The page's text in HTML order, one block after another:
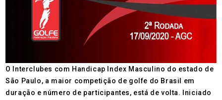
O Interclubes com Handicap Index Masculino do estado de
São Paulo, a maior competição de golfe do Brasil em
duração e número de participantes, está de volta. Iniciado